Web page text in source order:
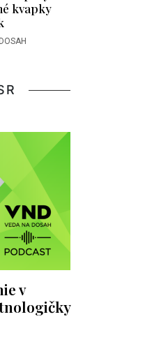
kvapky
v